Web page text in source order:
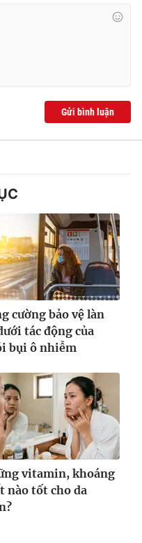
897
nếu không có sự chấp
khi phát hành lại
Gửi bình luận
cường bảo vệ làn
tác động của
bụi ô nhiễm
vitamin, khoáng
nào tốt cho da